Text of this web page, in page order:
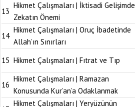
13
Hikmet Çalışmaları | İktisadi Gelişimde
Zekatın Önemi
14
Hikmet Çalışmaları | Oruç İbadetinde
Allah’ın Sınırları
15 Hikmet Çalışmaları | Fıtrat ve Tıp
16
Hikmet Çalışmaları | Ramazan
Konusunda Kur’an’a Odaklanmak
Hikmet Çalışmaları | Yeryüzünün